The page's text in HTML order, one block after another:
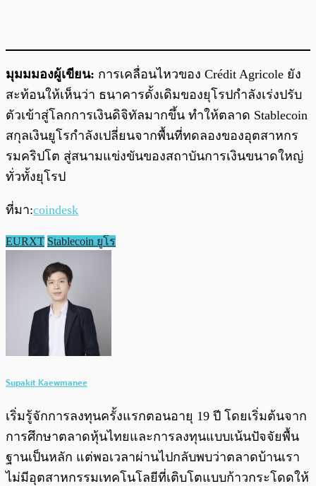
มุมมมองผู้เขียน: การเคลื่อนไหวของ Crédit Agricole ยัง
สะท้อนให้เห็นว่า ธนาคารดั้งเดิมของยุโรปกำลังเร่งปรับ
ตัวเข้าสู่โลกการเงินดิจิทัลมากขึ้น ทำให้ตลาด Stablecoin
สกุลเงินยูโรกำลังเปลี่ยนจากพื้นที่ทดลองของอุตสาหกร
รมคริปโต สู่สนามแข่งขันของสถาบันการเงินขนาดใหญ่
ทั่วทั้งยุโรป
ที่มา:coindesk
EURXT Stablecoin ยูโร
Supakit Kaewmanee
เริ่มรู้จักการลงทุนครั้งแรกตอนอายุ 19 ปี โดยเริ่มต้นจาก
การศึกษาตลาดหุ้นไทยและการลงทุนแบบเน้นปัจจัยพื้น
ฐานเป็นหลัก แต่พอเวลาผ่านไปกลับพบว่าตลาดบ้านเรา
ไม่มีอุตสาหกรรมเทคโนโลยีที่เติบโตแบบก้าวกระโดดให้